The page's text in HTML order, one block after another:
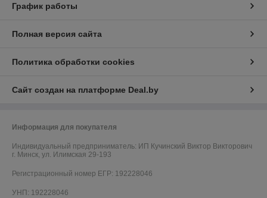
График работы
Полная версия сайта
Политика обработки cookies
Сайт создан на платформе Deal.by
Информация для покупателя
Индивидуальный предприниматель: ИП Кучинский Виктор Викторович
г. Минск, ул. Илимская 29-193
Регистрационный номер ЕГР: 192228046
УНП: 192228046